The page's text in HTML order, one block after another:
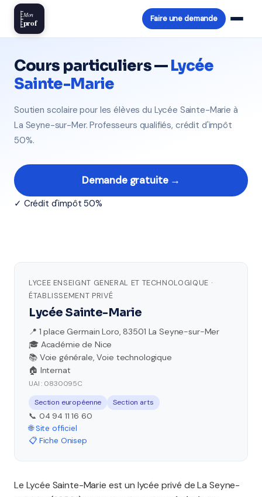
Mon
prof Faire une demande
Cours particuliers —Lycée
Sainte-Marie
Soutien scolaire pour les élèves du Lycée Sainte-Marie à
La Seyne-sur-Mer. Professeurs qualifiés, crédit d'impôt
50%.
Demande gratuite →
✓ Crédit d'impôt 50%
LYCEE ENSEIGNT GENERAL ET TECHNOLOGIQUE ·
ÉTABLISSEMENT PRIVÉ
Lycée Sainte-Marie
📍 1 place Germain Loro, 83501 La Seyne-sur-Mer
🎓 Académie de Nice
📚 Voie générale, Voie technologique
🏠 Internat
UAI : 0830095C
Section européenne
Section arts
📞 04 94 11 16 60
🌐 Site officiel
📋 Fiche Onisep
Le Lycée Sainte-Marie est un lycée privé de La Seyne-